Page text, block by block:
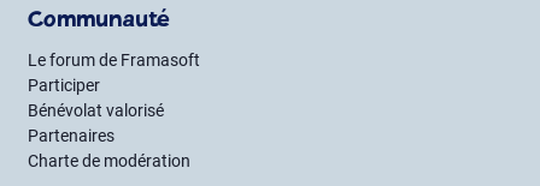
Communauté
Le forum de Framasoft
Participer
Bénévolat valorisé
Partenaires
Charte de modération